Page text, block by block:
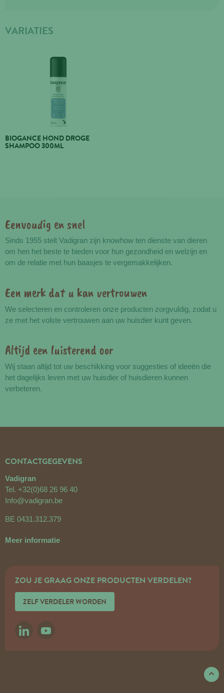
VARIATIES
BIOGANCE HOND DROGE
SHAMPOO 300ML
Voordelen
Eenvoudig en snel
Sinds 1955 stelt Vadigran zijn knowhow ten dienste van dieren
om hen het beste te bieden voor hun gezondheid en welzijn en
om de relatie met hun baasjes te vergemakkelijken.
Een merk dat u kan vertrouwen
We selecteren en controleren onze producten zorgvuldig, zodat u
ze met het volste vertrouwen aan uw huisdier kunt geven.
Altijd een luisterend oor
Wij staan altijd tot uw beschikking voor suggesties of ideeën die
het dagelijks leven met uw huisdier of huisdieren kunnen
verbeteren.
CONTACTGEGEVENS
Vadigran
Tel. +32(0)68 26 96 40
Info@vadigran.be
BE 0431.312.379
Meer informatie
ZOU JE GRAAG ONZE PRODUCTEN VERDELEN?
ZELF VERDELER WORDEN
LINKEDINYOUTUBE